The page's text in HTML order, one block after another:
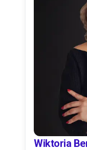
Wiktoria